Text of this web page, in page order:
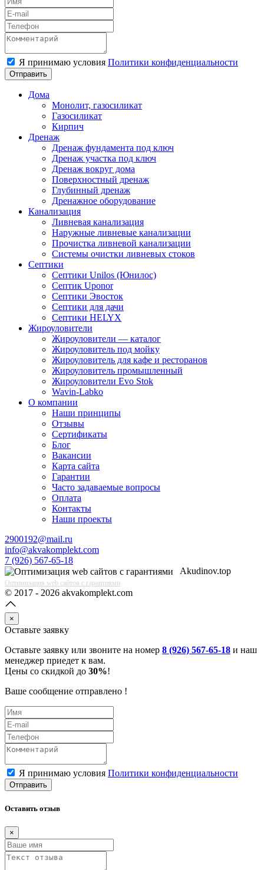
Я принимаю условия Политики конфиденциальности
Отправить
Дома
Монолит, газосиликат
Газосиликат
Кирпич
Дренаж
Дренаж фундамента под ключ
Дренаж участка под ключ
Дренаж вокруг дома
Поверхностный дренаж
Глубинный дренаж
Дренажное оборудование
Канализация
Ливневая канализация
Наружные ливневые канализации
Прочистка ливневой канализации
Системы очистки ливневых стоков
Септики
Септики Unilos (Юнилос)
Септик Uponor
Септики Эвосток
Септики для дачи
Септики HELYX
Жироуловители
Жироуловители — каталог
Жироуловитель под мойку
Жироуловитель для кафе и ресторанов
Жироуловитель промышленный
Жироуловители Evo Stok
Wavin-Labko
О компании
Наши принципы
Отзывы
Сертификаты
Блог
Вакансии
Карта сайта
Гарантии
Часто задаваемые вопросы
Оплата
Контакты
Наши проекты
2900192@mail.ru
info@akvakomplekt.com
7 (926) 567-65-18
Akudinov.top
Оптимизация web сайтов с гарантиями
© 2017 - 2026 akvakomplekt.com
×
Оставьте заявку
Оставьте заявку или звоните на номер 8 (926) 567-65-18 и наш
менеджер приедет к вам.
Цены со скидкой до 30%!
Ваше сообщение отправлено !
Я принимаю условия Политики конфиденциальности
Отправить
Оставить отзыв
×